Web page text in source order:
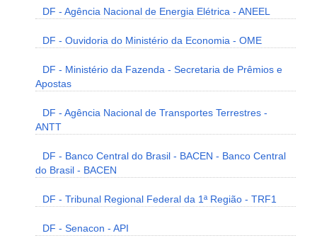
DF - Agência Nacional de Energia Elétrica - ANEEL
DF - Ouvidoria do Ministério da Economia - OME
DF - Ministério da Fazenda - Secretaria de Prêmios e
Apostas
DF - Agência Nacional de Transportes Terrestres -
ANTT
DF - Banco Central do Brasil - BACEN - Banco Central
do Brasil - BACEN
DF - Tribunal Regional Federal da 1ª Região - TRF1
DF - Senacon - API